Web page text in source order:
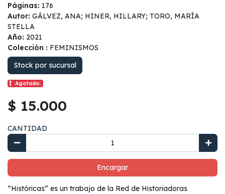
Páginas: 176
Autor: GÁLVEZ, ANA; HINER, HILLARY; TORO, MARÍA
STELLA
Año: 2021
Colección : FEMINISMOS
Stock por sucursal
Agotado.
$ 15.000
CANTIDAD
Encargar
“Históricas” es un trabajo de la Red de Historiadoras